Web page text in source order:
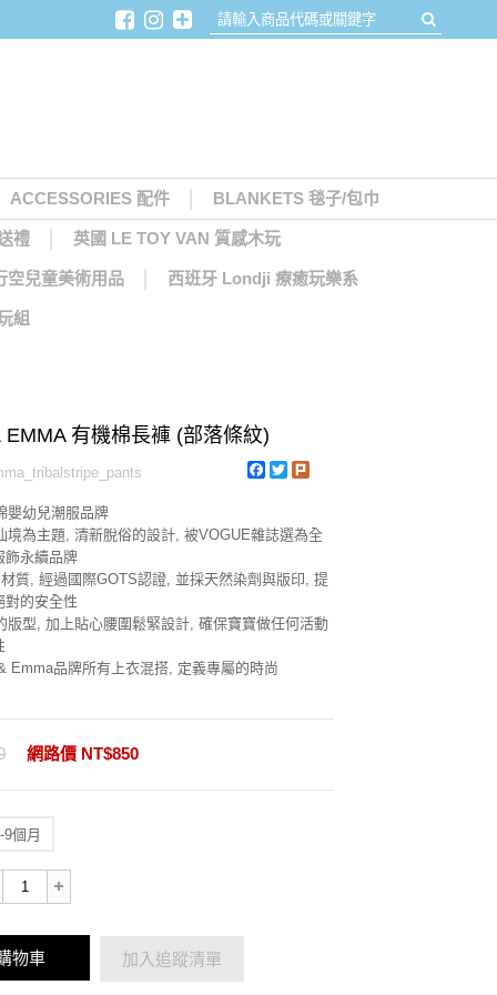
ACCESSORIES 配件 BLANKETS 毯子/包巾
禮 英國 LE TOY VAN 質感木玩
空兒童美術用品 西班牙 Londji 療癒玩樂系
組
有機棉長褲 (部落條紋)
Facebook
Twitter
嬰幼兒潮服品牌
境為主題, 清新脫俗的設計, 被VOGUE雜誌選為全
飾永續品牌
質, 經過國際GOTS認證, 並採天然染劑與版印, 提
對的安全性
版型, 加上貼心腰圍鬆緊設計, 確保寶寶做任何活動
Emma品牌所有上衣混搭, 定義專屬的時尚
網路價 NT$850
9個月
物車 加入追蹤清單